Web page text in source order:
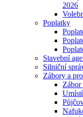
2026
Poplatky
Stavební
Silniční
Zábory a
Zábor